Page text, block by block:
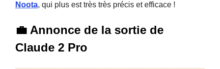
Noota, qui plus est très très précis et efficace !
💼 Annonce de la sortie de
Claude 2 Pro